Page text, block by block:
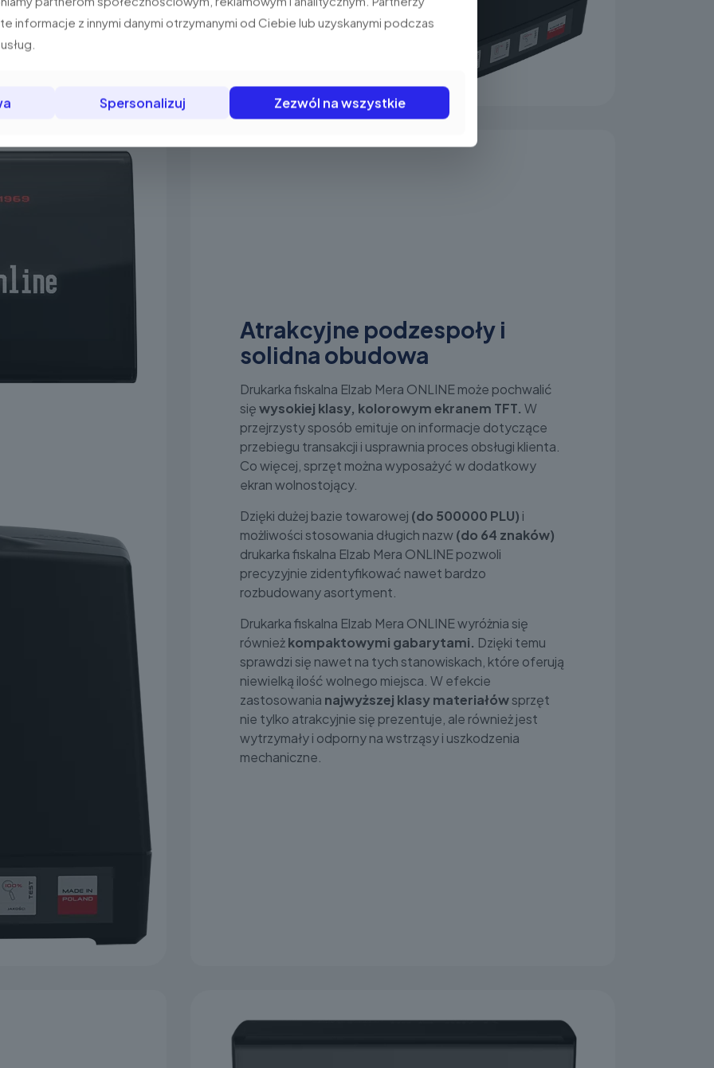
Atrakcyjne podzespoły i
solidna obudowa
Drukarka fiskalna Elzab Mera ONLINE może pochwalić
sięwysokiej klasy, kolorowym ekranem TFT. W
przejrzysty sposób emituje on informacje dotyczące
przebiegu transakcji i usprawnia proces obsługi klienta.
Co więcej, sprzęt można wyposażyć w dodatkowy
ekran wolnostojący.
Dzięki dużej bazie towarowej (do 500000 PLU) i
możliwości stosowania długich nazw(do 64 znaków)
drukarka fiskalna Elzab Mera ONLINE pozwoli
precyzyjnie zidentyfikować nawet bardzo
rozbudowany asortyment.
Drukarka fiskalna Elzab Mera ONLINE wyróżnia się
równieżkompaktowymi gabarytami. Dzięki temu
sprawdzi się nawet na tych stanowiskach, które oferują
niewielką ilość wolnego miejsca. W efekcie
zastosowania najwyższej klasy materiałówsprzęt
nie tylko atrakcyjnie się prezentuje, ale również jest
wytrzymały i odporny na wstrząsy i uszkodzenia
mechaniczne.
informacje z innymi danymi otrzymanymi od Ciebie lub uzyskanymi podczas
Spersonalizuj Zezwól na wszystkie